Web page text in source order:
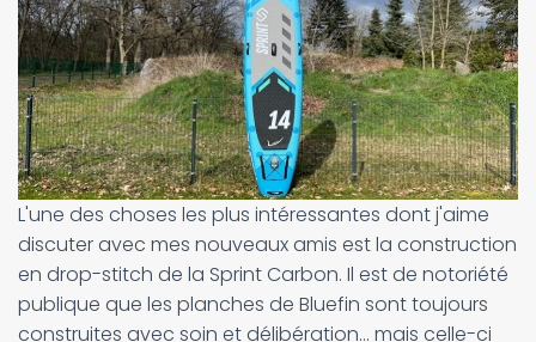
L'une des choses les plus intéressantes dont j'aime
discuter avec mes nouveaux amis est la construction
en drop-stitch de la Sprint Carbon. Il est de notoriété
publique que les planches de Bluefin sont toujours
construites avec soin et délibération... mais celle-ci